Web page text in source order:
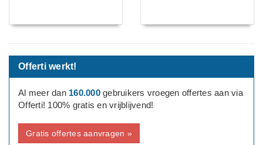
Offerti werkt!
Al meer dan 160.000gebruikers vroegen offertes aan via
Offerti! 100% gratis en vrijblijvend!
Gratis offertes aanvragen »